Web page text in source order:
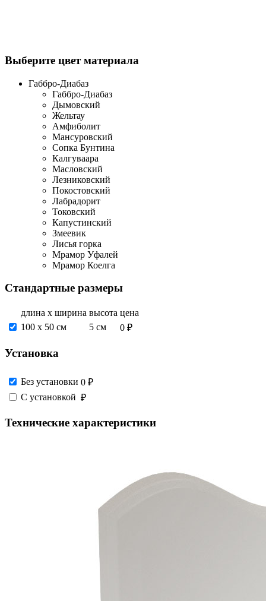
Выберите цвет материала
Габбро-Диабаз
Габбро-Диабаз
Дымовский
Жельтау
Амфиболит
Мансуровский
Сопка Бунтина
Калгуваара
Масловский
Лезниковский
Покостовский
Лабрадорит
Токовский
Капустинский
Змеевик
Лисья горка
Мрамор Уфалей
Мрамор Коелга
Стандартные размеры
длина х ширина высота цена
100 х 50 см
5 см 0 ₽
Установка
Без установки 0 ₽
С установкой ₽
Технические характеристики